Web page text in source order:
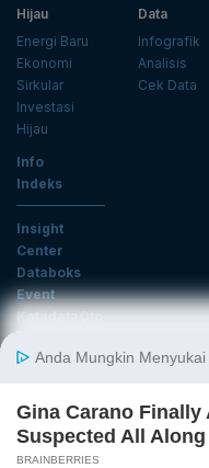
Hijau
Energi Baru
Ekonomi
Sirkular
Investasi
Hijau
Data
Infografik
Analisis
Cek Data
Info
Indeks
Insight
Center
Databoks
Event
KatadataOto
Email